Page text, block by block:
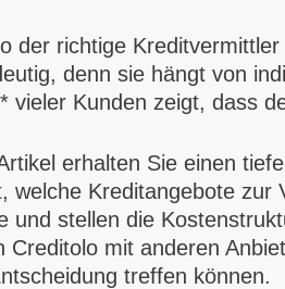
der richtige
denn sie hängt von
vieler Kunden zeigt, dass
erhalten Sie einen
welche Kreditangebote zur
und stellen die
Creditolo mit anderen
treffen können.